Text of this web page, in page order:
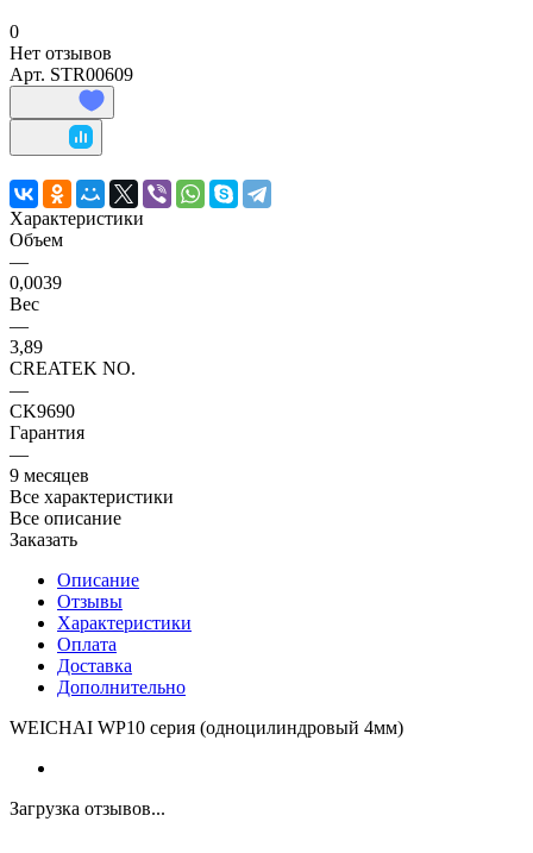
0
Нет отзывов
Арт. STR00609
Характеристики
Объем
—
0,0039
Вес
—
3,89
CREATEK NO.
—
CK9690
Гарантия
—
9 месяцев
Все характеристики
Все описание
Заказать
Описание
Отзывы
Характеристики
Оплата
Доставка
Дополнительно
WEICHAI WP10 серия (одноцилиндровый 4мм)
Загрузка отзывов...